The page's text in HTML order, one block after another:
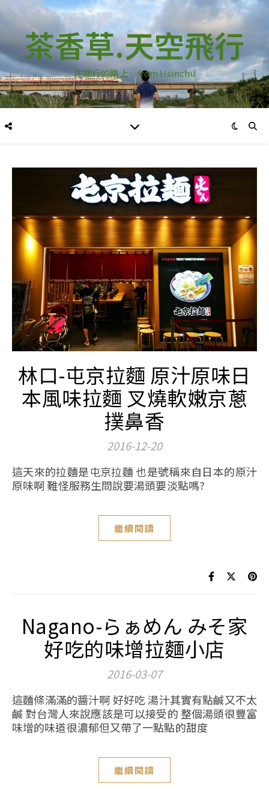
茶香草.天空飛行
在旅行的路上…from Hsinchu
林口-屯京拉麵 原汁原味日
本風味拉麵 叉燒軟嫩京蔥
撲鼻香
2016-12-20
這天來的拉麵是屯京拉麵 也是號稱來自日本的原汁
原味啊 難怪服務生問說要湯頭要淡點嗎?
繼續閱讀
Nagano-らぁめん みそ家
好吃的味增拉麵小店
2016-03-07
這麵條滿滿的醬汁啊 好好吃 湯汁其實有點鹹又不太
鹹 對台灣人來說應該是可以接受的 整個湯頭很豐富
味增的味道很濃郁但又帶了一點點的甜度
繼續閱讀